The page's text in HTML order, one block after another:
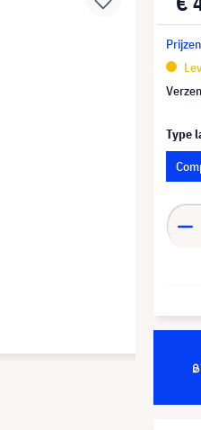
Type